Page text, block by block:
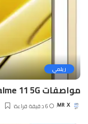
ريلمي
مواصفات Realme 11 5G
Posted
MR X 6 دقيقة قراءة